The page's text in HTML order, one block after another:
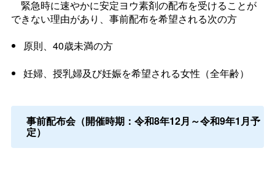
緊急時に速やかに安定ヨウ素剤の配布を受けることが
できない理由があり、事前配布を希望される次の方
原則、40歳未満の方
妊婦、授乳婦及び妊娠を希望される女性（全年齢）
事前配布会（開催時期：令和8年12月～令和9年1月予
定）